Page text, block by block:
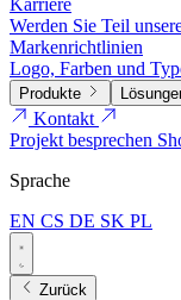
Karriere
Werden Sie Teil
Markenrichtlinien
Logo, Farben und
Produkte
Kontakt
Projekt besprechen
Sprache
EN CS DE SK PL
Zurück